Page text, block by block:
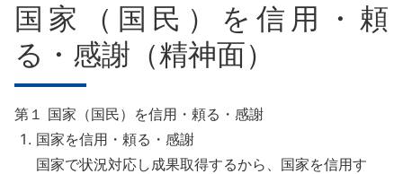
国家（国民）を信用・頼
る・感謝（精神面）
第１ 国家（国民）を信用・頼る・感謝
国家を信用・頼る・感謝
国家で状況対応し成果取得するから、国家を信用す